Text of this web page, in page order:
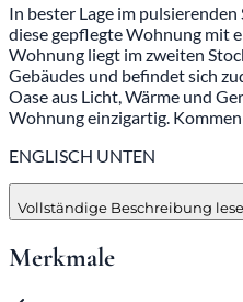
In bester Lage im
diese gepflegte Wohnung mit
Wohnung liegt im zweiten
Gebäudes und befindet sich
Oase aus Licht, Wärme und
Wohnung einzigartig.
ENGLISCH UNTEN
Vollständige Beschreibung
Merkmale